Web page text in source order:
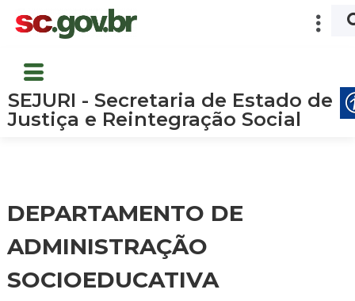
SEJURI - Secretaria de Estado de
Justiça e Reintegração Social
DEPARTAMENTO DE
ADMINISTRAÇÃO
SOCIOEDUCATIVA